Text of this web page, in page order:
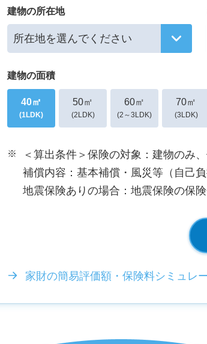
建物の所在地
建物の面積
40㎡
(1LDK)
50㎡
(2LDK)
60㎡
(2～3LDK)
70㎡
(3LDK)
※
＜算出条件＞保険の対象：建物のみ
補償内容：基本補償・風災等（自己
地震保険ありの場合：地震保険の保
家財の簡易評価額・保険料シミュレ